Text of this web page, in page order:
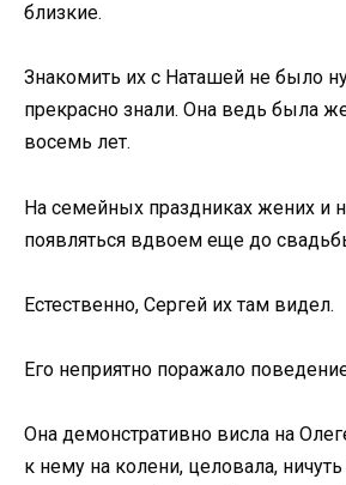
близкие.
Знакомить их с Наташей не было
прекрасно знали. Она ведь была
восемь лет.
На семейных праздниках жених и
появляться вдвоем еще до
Естественно, Сергей их там видел.
Его неприятно поражало
Она демонстративно висла на
к нему на колени, целовала, ничуть